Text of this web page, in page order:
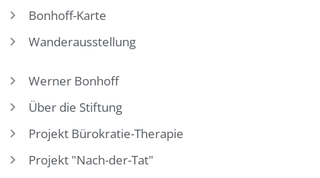
Bonhoff-Karte
Wanderausstellung
Werner Bonhoff
Über die Stiftung
Projekt Bürokratie-Therapie
Projekt "Nach-der-Tat"